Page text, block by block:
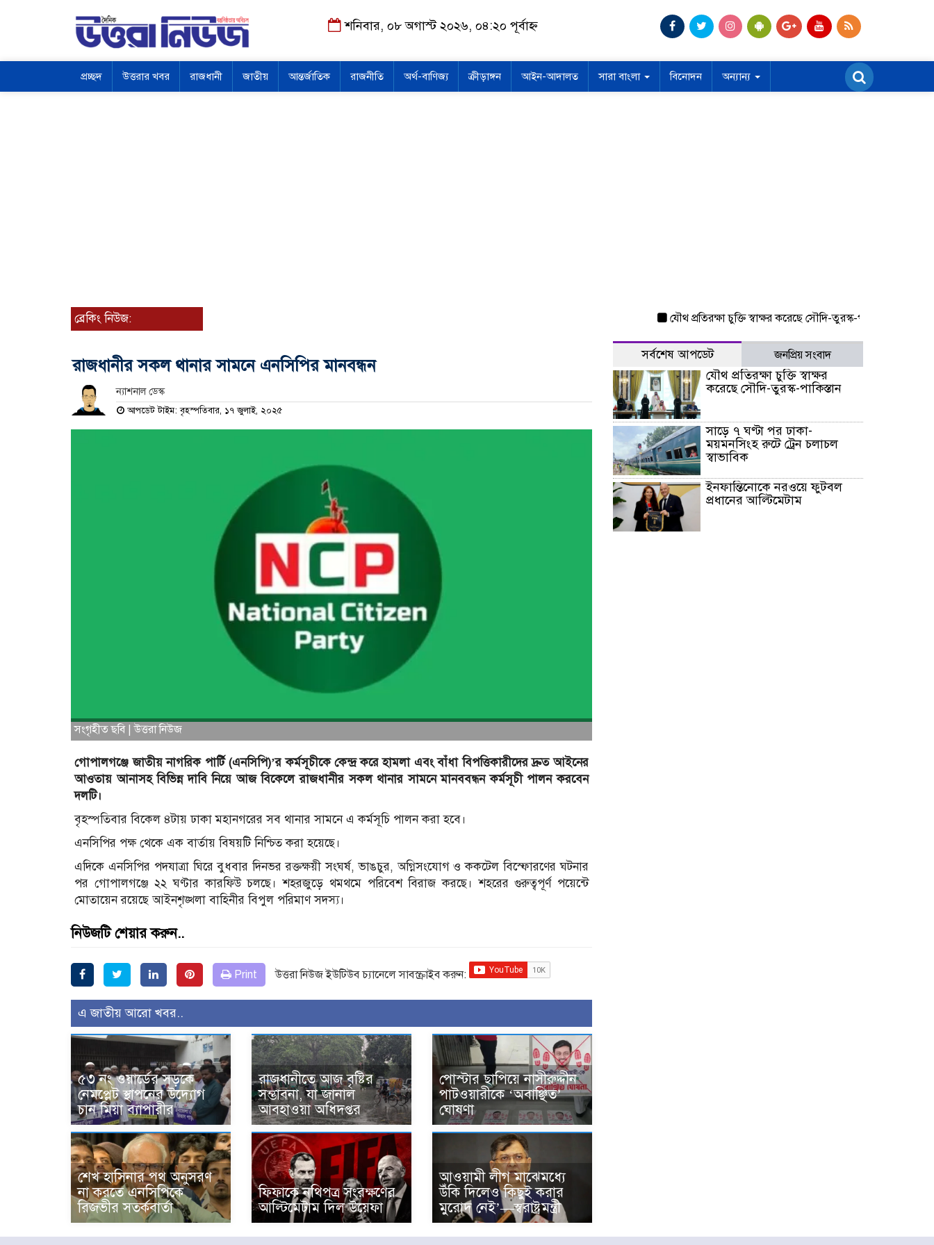
শনিবার, ০৮ অগাস্ট ২০২৬, ০৪:২০ পূর্বাহ্ন
প্রচ্ছদ উত্তরার খবর রাজধানী জাতীয় আন্তর্জাতিক রাজনীতি অর্থ-বাণিজ্য ক্রীড়াঙ্গন আইন-আদালত সারা বাংলা বিনোদন অন্যান্য
ব্রেকিং নিউজ: যৌথ প্রতিরক্ষা চুক্তি স্বাক্ষর করেছে সৌদি-তুরস্ক-পাকিস্তান
রাজধানীর সকল থানার সামনে এনসিপির মানবন্ধন
ন্যাশনাল ডেস্ক
আপডেট টাইম: বৃহস্পতিবার, ১৭ জুলাই, ২০২৫
সংগৃহীত ছবি | উত্তরা নিউজ
গোপালগঞ্জে জাতীয় নাগরিক পার্টি (এনসিপি)’র কর্মসূচীকে কেন্দ্র করে হামলা এবং বাঁধা বিপত্তিকারীদের দ্রুত আইনের
আওতায় আনাসহ বিভিন্ন দাবি নিয়ে আজ বিকেলে রাজধানীর সকল থানার সামনে মানববন্ধন কর্মসূচী পালন করবেন
দলটি।
বৃহস্পতিবার বিকেল ৪টায় ঢাকা মহানগরের সব থানার সামনে এ কর্মসূচি পালন করা হবে।
এনসিপির পক্ষ থেকে এক বার্তায় বিষয়টি নিশ্চিত করা হয়েছে।
এদিকে এনসিপির পদযাত্রা ঘিরে বুধবার দিনভর রক্তক্ষয়ী সংঘর্ষ, ভাঙচুর, অগ্নিসংযোগ ও ককটেল বিস্ফোরণের ঘটনার
পর গোপালগঞ্জে ২২ ঘণ্টার কারফিউ চলছে। শহরজুড়ে থমথমে পরিবেশ বিরাজ করছে। শহরের গুরুত্বপূর্ণ পয়েন্টে
মোতায়েন রয়েছে আইনশৃঙ্খলা বাহিনীর বিপুল পরিমাণ সদস্য।
নিউজটি শেয়ার করুন..
Print উত্তরা নিউজ ইউটিউব চ্যানেলে সাবস্ক্রাইব করুন:
এ জাতীয় আরো খবর..
৫৩ নং ওয়ার্ডের সড়কে
নেমপ্লেট স্থাপনের উদ্যোগ
চান মিয়া ব্যাপারীর
রাজধানীতে আজ বৃষ্টির
সম্ভাবনা, যা জানাল
আবহাওয়া অধিদপ্তর
পোস্টার ছাপিয়ে নাসীরুদ্দীন
পাটওয়ারীকে ‘অবাঞ্ছিত’
ঘোষণা
শেখ হাসিনার পথ অনুসরণ
না করতে এনসিপিকে
রিজভীর সতর্কবার্তা
ফিফাকে নথিপত্র সংরক্ষণের
আল্টিমেটাম দিল উয়েফা
আওয়ামী লীগ মাঝেমধ্যে
উঁকি দিলেও কিছুই করার
মুরোদ নেই’—স্বরাষ্ট্রমন্ত্রী
সর্বশেষ আপডেট জনপ্রিয় সংবাদ
যৌথ প্রতিরক্ষা চুক্তি স্বাক্ষর
করেছে সৌদি-তুরস্ক-পাকিস্তান
সাড়ে ৭ ঘণ্টা পর ঢাকা-
ময়মনসিংহ রুটে ট্রেন চলাচল
স্বাভাবিক
ইনফান্তিনোকে নরওয়ে ফুটবল
প্রধানের আল্টিমেটাম